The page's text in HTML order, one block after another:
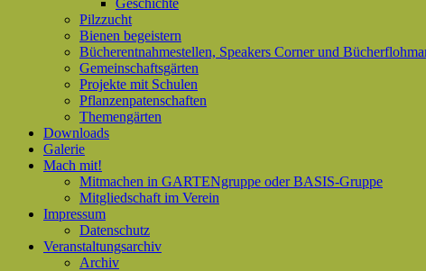
Geschichte
Pilzzucht
Bienen begeistern
Bücherentnahmestellen, Speakers Corner und
Gemeinschaftsgärten
Projekte mit Schulen
Pflanzenpatenschaften
Themengärten
Downloads
Galerie
Mach mit!
Mitmachen in GARTENgruppe oder BASIS-Gruppe
Mitgliedschaft im Verein
Impressum
Datenschutz
Veranstaltungsarchiv
Archiv